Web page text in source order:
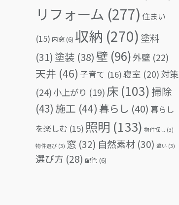
リフォーム (277) 住まい
(15) 内窓(6) 収納 (270) 塗料
(31) 塗装 (38) 壁 (96)外壁 (22)
天井 (46) 子育て (16)寝室 (20) 対策
(24)小上がり (19) 床 (103)掃除
(43) 施工 (44) 暮らし (40) 暮らし
を楽しむ (15) 照明 (133) 物件探し (3)
物件選び (3) 窓 (32) 自然素材 (30) 違い (3)
選び方 (28) 配管(6)